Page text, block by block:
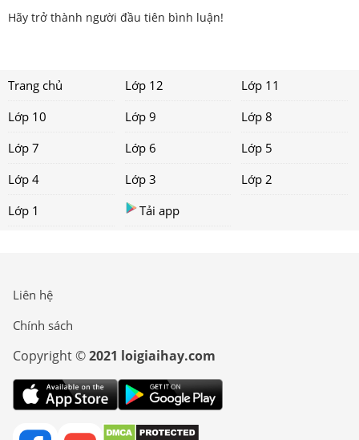
Hãy trở thành người đầu tiên bình luận!
Trang chủ Lớp 12
Lớp 11
Lớp 10
Lớp 9
Lớp 8
Lớp 7
Lớp 6
Lớp 5
Lớp 4
Lớp 3
Lớp 2
Lớp 1
Tải app
Liên hệ
Chính sách
Copyright ©2021 loigiaihay.com